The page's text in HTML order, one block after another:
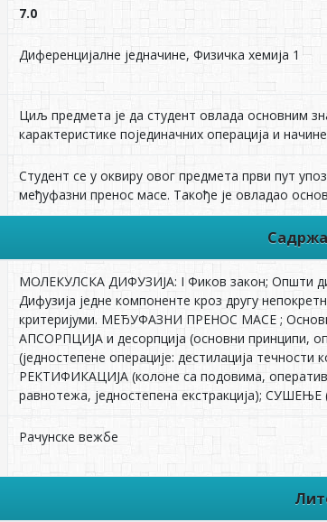
7.0
Диференцијалне једначине, Физичка хемија 1
Циљ предмета је да студент овлада основним
карактеристике појединачних операција и
Студент се у оквиру овог предмета први пут
међуфазни пренос масе. Такође је овладао
МОЛЕКУЛСКА ДИФУЗИЈА: I Фиков закон; Општи
Дифузија једне компоненте кроз другу
критеријуми. МЕЂУФАЗНИ ПРЕНОС МАСЕ ;
АПСОРПЦИЈА и десорпција (основни принципи,
(једностепене операције: дестилација течности
РЕКТИФИКАЦИЈА (колоне са подовима,
равнотежа, једностепена екстракција);
Рачунске вежбе